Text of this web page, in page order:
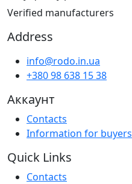
Verified manufacturers
Address
info@rodo.in.ua
+380 98 638 15 38
Аккаунт
Contacts
Information for buyers
Quick Links
Contacts